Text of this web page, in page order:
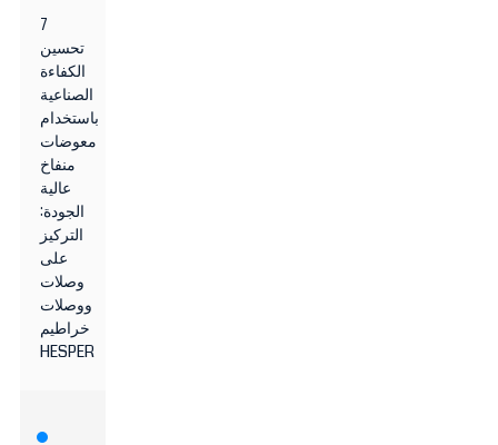
7
تحسين
الكفاءة
الصناعية
باستخدام
معوضات
منفاخ
عالية
الجودة:
التركيز
على
وصلات
ووصلات
خراطيم
HESPER